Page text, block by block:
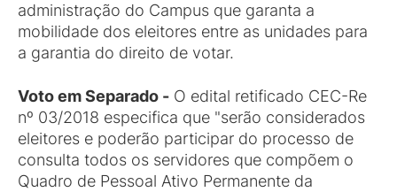
administração do Campus que garanta a
mobilidade dos eleitores entre as unidades para
a garantia do direito de votar.
Voto em Separado - O edital retificado CEC-Re
nº 03/2018 especifica que "serão considerados
eleitores e poderão participar do processo de
consulta todos os servidores que compõem o
Quadro de Pessoal Ativo Permanente da